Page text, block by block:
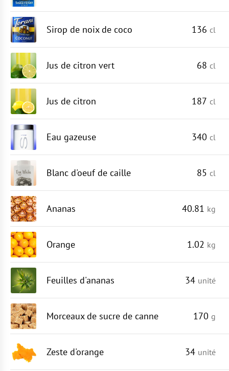
Sirop de noix de coco 136 cl
Jus de citron vert 68 cl
Jus de citron 187 cl
Eau gazeuse 340 cl
Blanc d'oeuf de caille 85 cl
Ananas 40.81 kg
Orange 1.02 kg
Feuilles d'ananas 34 unité
Morceaux de sucre de canne 170 g
Zeste d'orange 34 unité